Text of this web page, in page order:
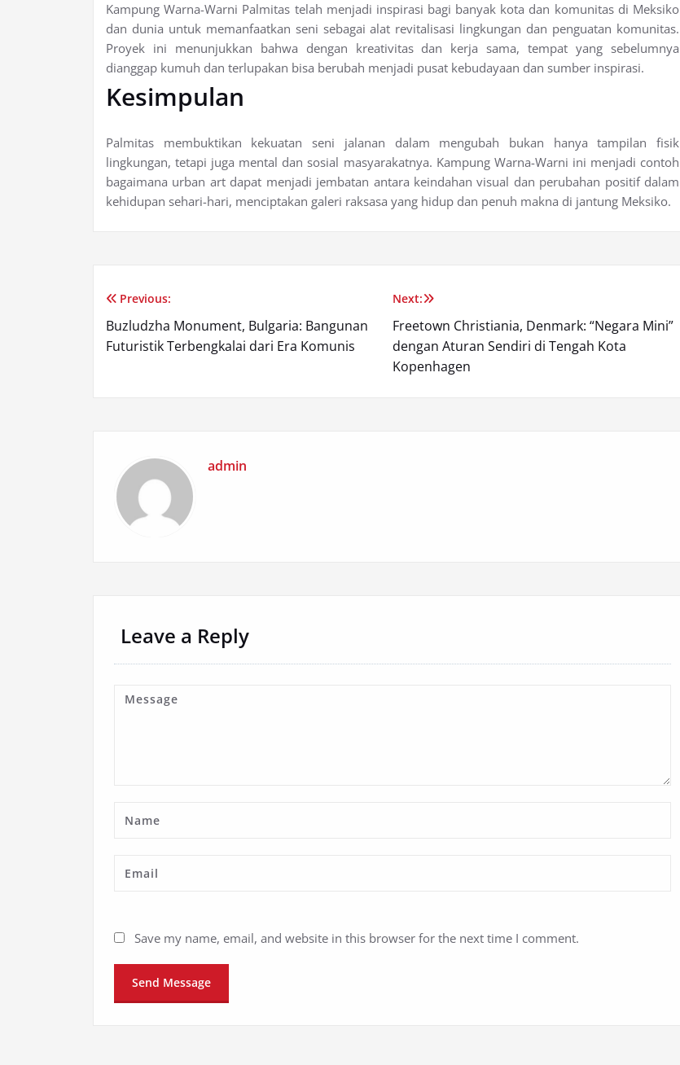
Kampung Warna-Warni Palmitas telah menjadi inspirasi bagi banyak kota dan komunitas di Meksiko
dan dunia untuk memanfaatkan seni sebagai alat revitalisasi lingkungan dan penguatan komunitas.
Proyek ini menunjukkan bahwa dengan kreativitas dan kerja sama, tempat yang sebelumnya
dianggap kumuh dan terlupakan bisa berubah menjadi pusat kebudayaan dan sumber inspirasi.
Kesimpulan
Palmitas membuktikan kekuatan seni jalanan dalam mengubah bukan hanya tampilan fisik
lingkungan, tetapi juga mental dan sosial masyarakatnya. Kampung Warna-Warni ini menjadi contoh
bagaimana urban art dapat menjadi jembatan antara keindahan visual dan perubahan positif dalam
kehidupan sehari-hari, menciptakan galeri raksasa yang hidup dan penuh makna di jantung Meksiko.
Post
navigation
Previous:
Buzludzha Monument, Bulgaria: Bangunan
Futuristik Terbengkalai dari Era Komunis
Next:
Freetown Christiania, Denmark: “Negara Mini”
dengan Aturan Sendiri di Tengah Kota
Kopenhagen
admin
Leave a Reply
Save my name, email, and website in this browser for the next time I comment.